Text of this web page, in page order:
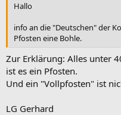
Hallo
info an die "Deutschen" der
Pfosten eine Bohle.
Zur Erklärung: Alles unter
ist es ein Pfosten.
Und ein "Vollpfosten" ist
LG Gerhard